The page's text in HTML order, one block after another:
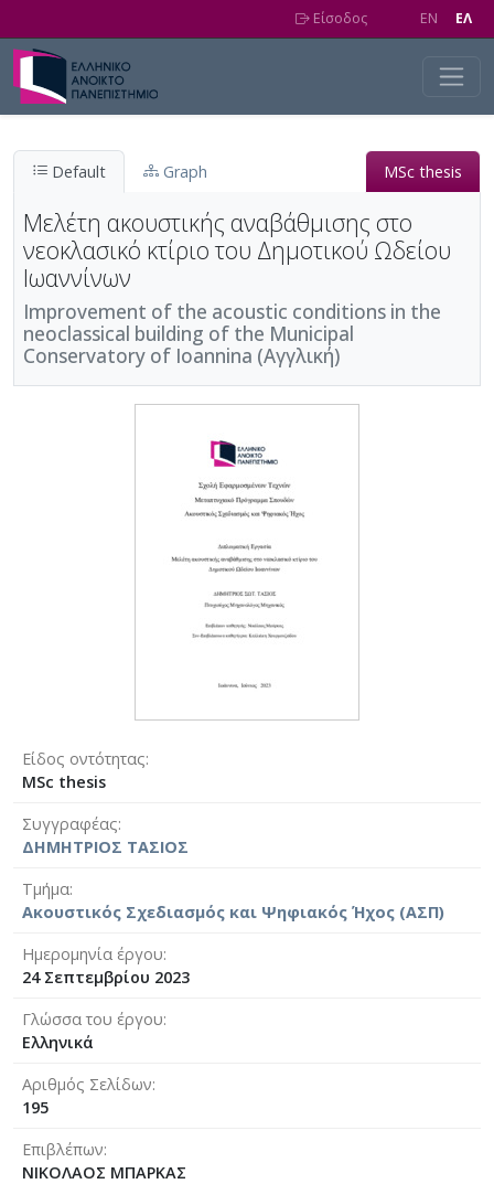
Είσοδος EN EΛ
Default Graph MSc thesis
Μελέτη ακουστικής αναβάθμισης στο
νεοκλασικό κτίριο του Δημοτικού Ωδείου
Ιωαννίνων
Improvement of the acoustic conditions in the
neoclassical building of the Municipal
Conservatory of Ioannina (Αγγλική)
Είδος οντότητας
MSc thesis
Συγγραφέας
ΔΗΜΗΤΡΙΟΣ ΤΑΣΙΟΣ
Τμήμα
Ακουστικός Σχεδιασμός και Ψηφιακός Ήχος (ΑΣΠ)
Ημερομηνία έργου
24 Σεπτεμβρίου 2023
Γλώσσα του έργου
Ελληνικά
Αριθμός Σελίδων
195
Επιβλέπων
ΝΙΚΟΛΑΟΣ ΜΠΑΡΚΑΣ